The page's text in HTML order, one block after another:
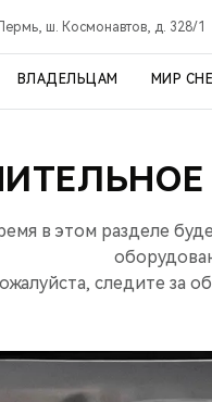
ш. Космонавтов, д. 328/1
ВЛАДЕЛЬЦАМ МИР
в этом разделе
следите за